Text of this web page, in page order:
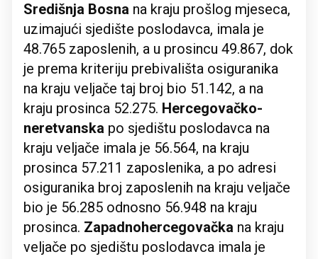
Središnja Bosna na kraju prošlog mjeseca,
uzimajući sjedište poslodavca, imala je
48.765 zaposlenih, a u prosincu 49.867, dok
je prema kriteriju prebivališta osiguranika
na kraju veljače taj broj bio 51.142, a na
kraju prosinca 52.275. Hercegovačko-
neretvanska po sjedištu poslodavca na
kraju veljače imala je 56.564, na kraju
prosinca 57.211 zaposlenika, a po adresi
osiguranika broj zaposlenih na kraju veljače
bio je 56.285 odnosno 56.948 na kraju
prosinca. Zapadnohercegovačka na kraju
veljače po sjedištu poslodavca imala je